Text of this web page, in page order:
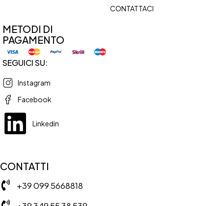
CONTATTACI
METODI DI
PAGAMENTO
SEGUICI SU:
Instagram
Facebook
Linkedin
CONTATTI
+39 099 5668818